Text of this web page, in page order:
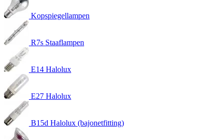
Kopspiegellampen
R7s Staaflampen
E14 Halolux
E27 Halolux
B15d Halolux (bajonetfitting)